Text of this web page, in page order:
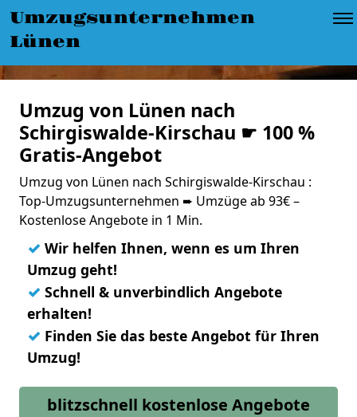
Umzugsunternehmen
Lünen
Umzug von Lünen nach
Schirgiswalde-Kirschau ☛ 100 %
Gratis-Angebot
Umzug von Lünen nach Schirgiswalde-Kirschau :
Top-Umzugsunternehmen ➨ Umzüge ab 93€ –
Kostenlose Angebote in 1 Min.
✓ Wir helfen Ihnen, wenn es um Ihren
Umzug geht!
✓ Schnell & unverbindlich Angebote
erhalten!
✓ Finden Sie das beste Angebot für Ihren
Umzug!
blitzschnell kostenlose Angebote